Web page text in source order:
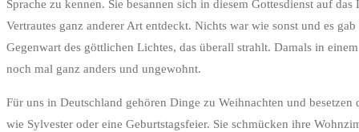
Sprache zu kennen. Sie besannen sich in diesem Gottesdienst auf
Vertrautes ganz anderer Art entdeckt. Nichts war wie sonst und es
Gegenwart des göttlichen Lichtes, das überall strahlt. Damals in
noch mal ganz anders und ungewohnt.
Für uns in Deutschland gehören Dinge zu Weihnachten und
wie Sylvester oder eine Geburtstagsfeier. Sie schmücken ihre